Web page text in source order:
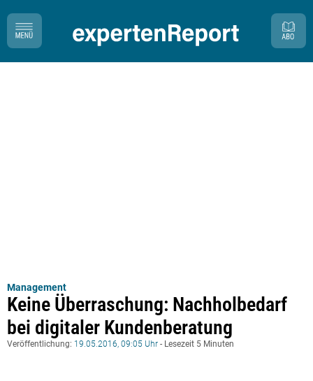
Management
Keine Überraschung: Nachholbedarf
bei digitaler Kundenberatung
Veröffentlichung: 19.05.2016, 09:05 Uhr - Lesezeit 5 Minuten